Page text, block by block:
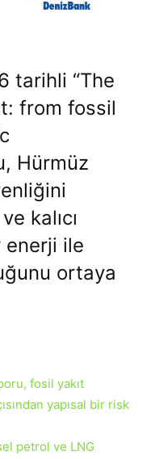
tarihli “The
from fossil
Hürmüz
kalıcı
enerji ile
ortaya
fosil yakıt
yapısal bir risk
petrol ve LNG